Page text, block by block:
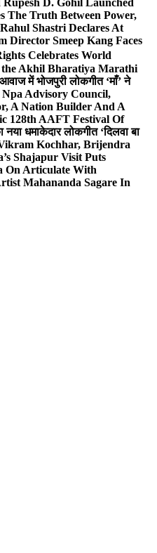
D. Gohil Launched
The Truth Between Power,
Shastri Declares At
Director Smeep Kang Faces
Celebrates World
the Akhil Bharatiya Marathi
में भोजपुरी लोकगीत ‘माँ’ ने
Advisory Council,
A Nation Builder And A
128th AAFT Festival Of
धमाकेदार लोकगीत ‘दिलवा बा
Kochhar, Brijendra
Shajapur Visit Puts
On Articulate With
Mahananda Sagare In